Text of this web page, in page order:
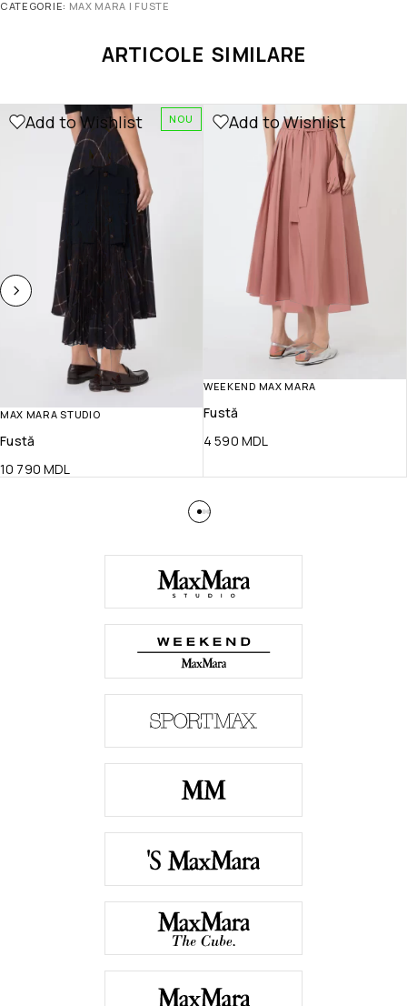
CATEGORIE: MAX MARA | FUSTE
ARTICOLE SIMILARE
NOU
Add to Wishlist
MAX MARA STUDIO
Fustă
10 790 MDL
Add to Wishlist
WEEKEND MAX MARA
Fustă
4 590 MDL